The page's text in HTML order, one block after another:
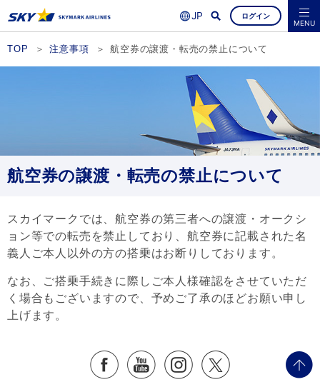
ログイン
空席照会・ご予約
よくあるご質問 MENU
TOP 注意事項 航空券の譲渡・転売の禁止について
航空券の譲渡・転売の禁止について
スカイマークでは、航空券の第三者への譲渡・オークシ
ョン等での転売を禁止しており、航空券に記載された名
義人ご本人以外の方の搭乗はお断りしております。
なお、ご搭乗手続きに際しご本人様確認をさせていただ
く場合もございますので、予めご了承のほどお願い申し
上げます。